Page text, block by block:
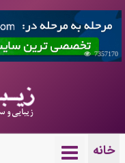
7357170
خانه